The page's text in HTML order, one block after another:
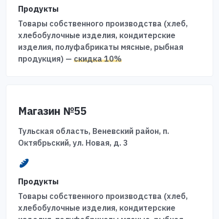
Продукты
Товары собственного производства (хлеб,
хлебобулочные изделия, кондитерские
изделия, полуфабрикаты мясные, рыбная
продукция) — скидка 10%
Магазин №55
Тульская область, Веневский район, п.
Октябрьский, ул. Новая, д. 3
Продукты
Товары собственного производства (хлеб,
хлебобулочные изделия, кондитерские